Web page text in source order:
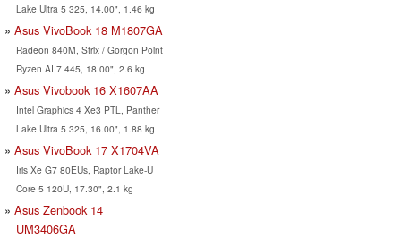
Lake Ultra 5 325, 14.00", 1.46 kg
Asus VivoBook 18 M1807GA
Radeon 840M, Strix / Gorgon Point
Ryzen AI 7 445, 18.00", 2.6 kg
Asus Vivobook 16 X1607AA
Intel Graphics 4 Xe3 PTL, Panther
Lake Ultra 5 325, 16.00", 1.88 kg
Asus VivoBook 17 X1704VA
Iris Xe G7 80EUs, Raptor Lake-U
Core 5 120U, 17.30", 2.1 kg
Asus Zenbook 14
UM3406GA